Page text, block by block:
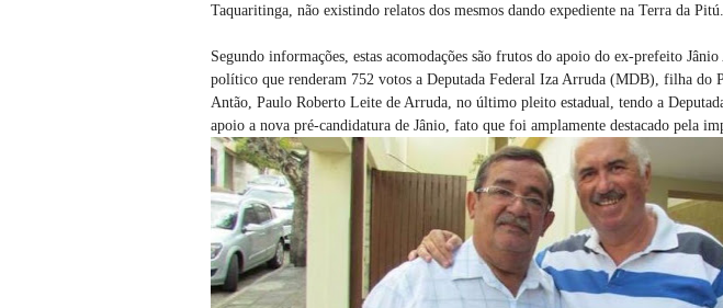
Taquaritinga, não existindo relatos dos mesmos dando expediente na Terra da Pitú.
Segundo informações, estas acomodações são frutos do apoio do ex-prefeito
político que renderam 752 votos a Deputada Federal Iza Arruda (MDB), filha do
Antão, Paulo Roberto Leite de Arruda, no último pleito estadual, tendo a
apoio a nova pré-candidatura de Jânio, fato que foi amplamente destacado pela